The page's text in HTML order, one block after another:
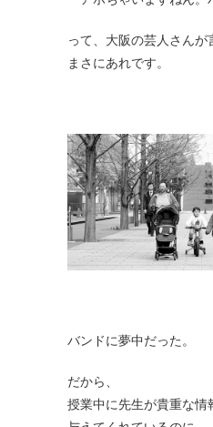
って、大阪の芸人さんが
まさにあれです。
バンドに夢中だった。
だから、
授業中に先生が貴重な情